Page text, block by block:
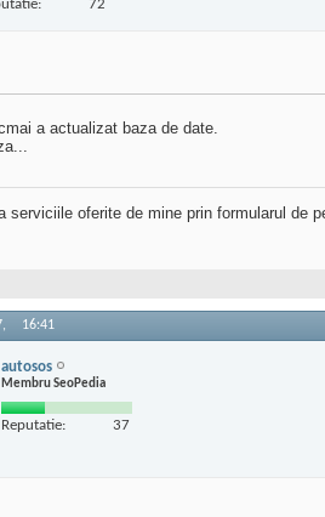
72
a actualizat baza de date.
serviciile oferite de mine prin formularul de
16:41
autosos
Membru SeoPedia
Reputatie: 37